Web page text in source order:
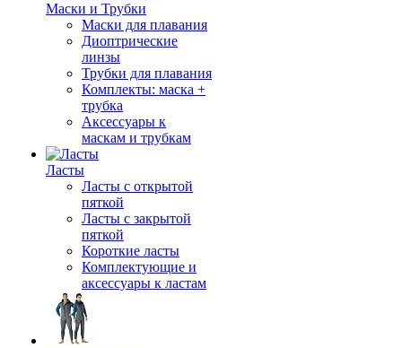
Маски и Трубки
Маски для плавания
Диоптрические
линзы
Трубки для плавания
Комплекты: маска +
трубка
Аксессуары к
маскам и трубкам
Ласты
Ласты с открытой
пяткой
Ласты с закрытой
пяткой
Короткие ласты
Комплектующие и
аксессуары к ластам